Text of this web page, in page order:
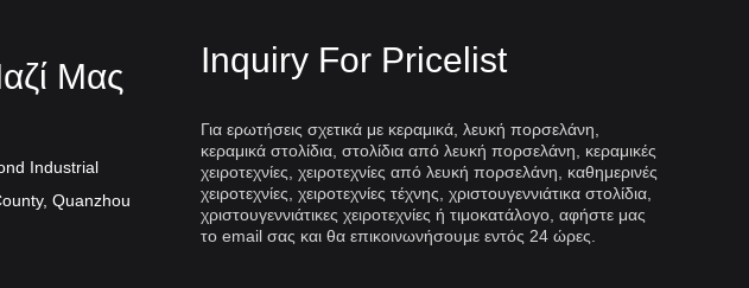
στη
λευκής
των Τανγκ.
Ταξινόμηση σετ τσαγιού από πορσελάνη
Υπάρχουν πολλές ποικιλίες σετ τσαγιού από πορσελάνη,
οι κυριότερες είναι: σετ τσαγιού celadon, σετ τσαγιού
Συχαρίκια! Dehua
Αποστέλλεται στο
Πρόσφατα, μια παρτίδα
Μας
Industrial
Quanzhou
Inquiry For Pricelist
Για ερωτήσεις σχετικά με κεραμικά, λευκή πορσελάνη,
κεραμικά στολίδια, στολίδια από λευκή πορσελάνη, κεραμικές
χειροτεχνίες, χειροτεχνίες από λευκή πορσελάνη, καθημερινές
χειροτεχνίες, χειροτεχνίες τέχνης, χριστουγεννιάτικα στολίδια,
χριστουγεννιάτικες χειροτεχνίες ή τιμοκατάλογο, αφήστε μας
το email σας και θα επικοινωνήσουμε εντός 24 ώρες.